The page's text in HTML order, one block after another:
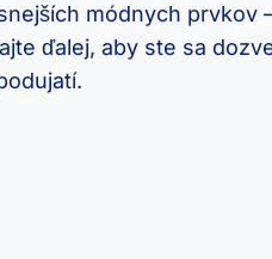
módnych
ďalej, aby ste sa